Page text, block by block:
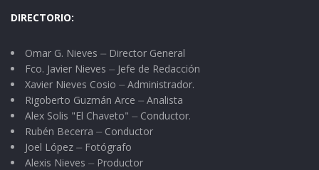
DIRECTORIO:
Omar G. Nieves ⏤ Director General
Fco. Javier Nieves ⏤ Jefe de Redacción
Xavier Nieves Cosio ⏤ Administrador.
Rigoberto Guzmán Arce ⏤ Analista
Alex Solis "El Chaveto" ⏤ Conductor.
Rubén Becerra ⏤ Conductor
Joel López ⏤ Fotógrafo
Alexis Nieves ⏤ Productor